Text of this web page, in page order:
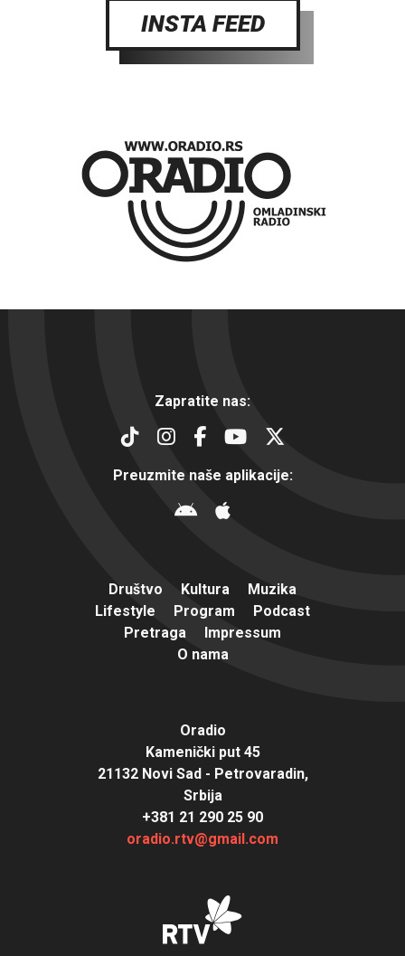
INSTA FEED
Zapratite nas:
Preuzmite naše aplikacije:
Društvo Kultura
Muzika
Lifestyle
Program
Podcast
Pretraga
Impressum
O nama
Oradio
Kamenički put 45
21132 Novi Sad - Petrovaradin,
Srbija
+381 21 290 25 90
oradio.rtv@gmail.com